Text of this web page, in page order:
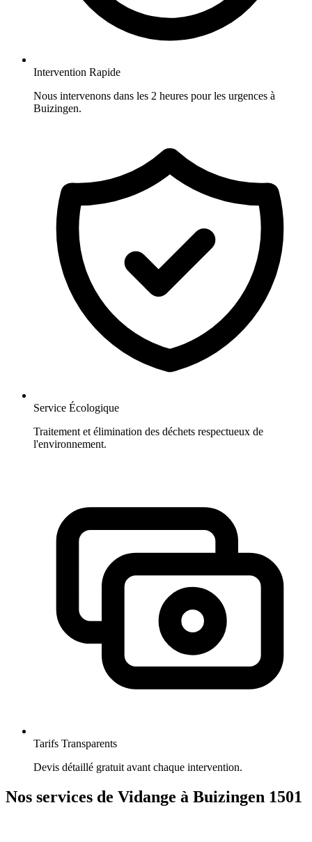
Intervention Rapide
Nous intervenons dans les 2 heures pour les urgences à
Buizingen.
Service Écologique
Traitement et élimination des déchets respectueux de
l'environnement.
Tarifs Transparents
Devis détaillé gratuit avant chaque intervention.
Nos services de Vidange à Buizingen 1501